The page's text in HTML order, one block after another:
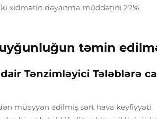
xidmətin dayanma müddətini 27%
uyğunluğun təmin
Tənzimləyici Tələblərə
müəyyən edilmiş sərt hava keyfiyyəti